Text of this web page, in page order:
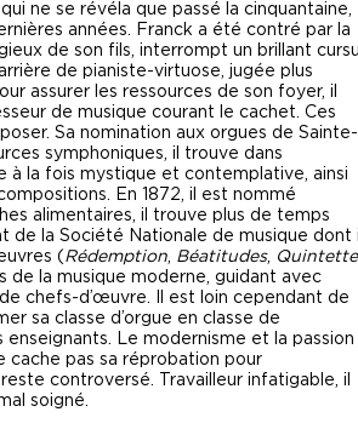
ne se révéla que passé la cinquantaine,
années. Franck a été contré par la
de son fils, interrompt un brillant
de pianiste-virtuose, jugée plus
assurer les ressources de son foyer, il
de musique courant le cachet. Ces
Sa nomination aux orgues de Sainte-
symphoniques, il trouve dans
à la fois mystique et contemplative, ainsi
En 1872, il est nommé
alimentaires, il trouve plus de temps
de la Société Nationale de musique dont il
( Rédemption, Béatitudes, Quintette
de la musique moderne, guidant avec
chefs-d’œuvre. Il est loin cependant de
sa classe d’orgue en classe de
Le modernisme et la passion
cache pas sa réprobation pour
controversé. Travailleur infatigable, il
soigné.